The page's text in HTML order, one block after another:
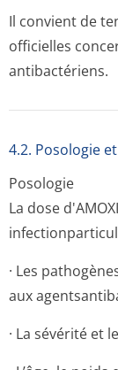
Il convient de
officielles
antibactériens.
4.2. Posologie
Posologie
La dose
· Les
aux
· La sévérité et